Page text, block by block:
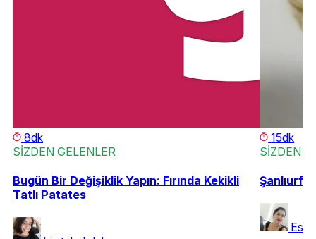
8dk
SİZDEN GELENLER
Bugün Bir Değişiklik Yapın: Fırında Kekikli
Tatlı Patates
15dk
SİZDEN